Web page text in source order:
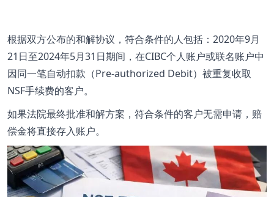
根据双方公布的和解协议，符合条件的人包括：2020年9月
21日至2024年5月31日期间，在CIBC个人账户或联名账户中
因同一笔自动扣款（Pre-authorized Debit）被重复收取
NSF手续费的客户。
如果法院最终批准和解方案，符合条件的客户无需申请，赔
偿金将直接存入账户。